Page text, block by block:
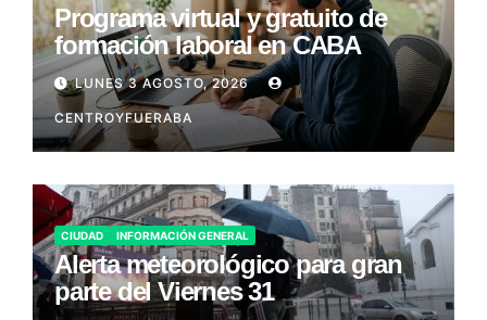
Programa virtual y gratuito de
formación laboral en CABA
LUNES 3 AGOSTO, 2026
CENTROYFUERABA
CIUDAD INFORMACIÓN GENERAL
Alerta meteorológico para gran
parte del Viernes 31